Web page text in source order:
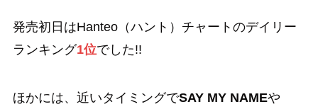
発売初日はHanteo（ハント）チャートのデイリー
ランキング1位でした!!
ほかには、近いタイミングでSAY MY NAMEや